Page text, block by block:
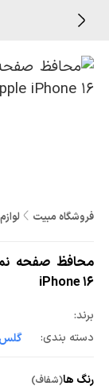
فروشگاه مبیت
iPhone 16
برند:
دسته بندی:
رنگ ها(شفاف)